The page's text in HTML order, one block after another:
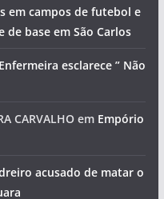
em campos de futebol e
base em São Carlos
esclarece ” Não
CARVALHOem Empório
acusado de matar o